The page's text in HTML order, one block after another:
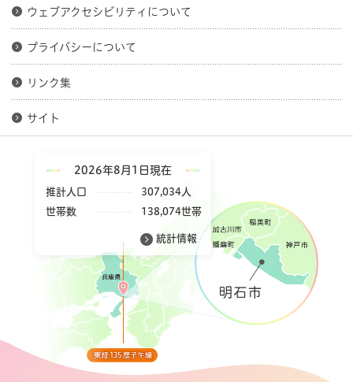
ウェブアクセシビリティについて
プライバシーについて
リンク集
サイト
2026年8月1日現在
推計人口
307,034人
世帯数
138,074世帯
統計情報